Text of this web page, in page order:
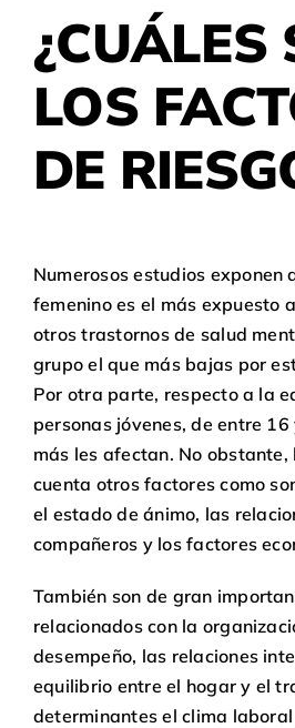
¿CUÁLES
LOS
DE
Numerosos estudios exponen
femenino es el más expuesto
otros trastornos de salud
grupo el que más bajas por
Por otra parte, respecto a la
personas jóvenes, de entre
más les afectan. No obstante,
cuenta otros factores como
el estado de ánimo, las
compañeros y los factores
También son de gran
relacionados con la
desempeño, las relaciones
equilibrio entre el hogar y el
determinantes el clima